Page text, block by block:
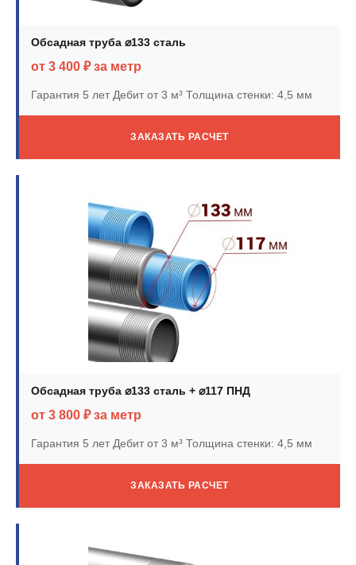
Обсадная труба ⌀133 сталь
от 3 400 ₽ за метр
Гарантия 5 летДебит от 3 м³ Толщина стенки: 4,5 мм
ЗАКАЗАТЬ РАСЧЕТ
Обсадная труба ⌀133 сталь + ⌀117 ПНД
от 3 800 ₽ за метр
Гарантия 5 летДебит от 3 м³ Толщина стенки: 4,5 мм
ЗАКАЗАТЬ РАСЧЕТ